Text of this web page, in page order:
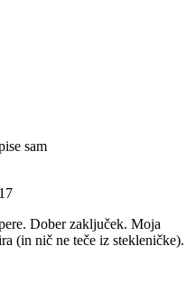
sam
Dober zaključek. Moja
(in nič ne teče iz stekleničke).